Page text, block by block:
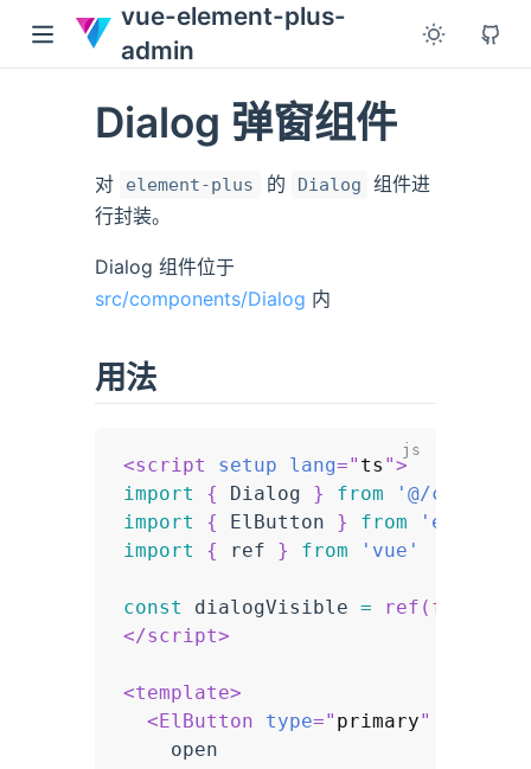
vue-element-plus-
admin
Dialog 弹窗组件
对 element-plus 的 Dialog
组件进
行封装。
Dialog 组件位于
src/components/Dialog 内
用法
<script setup lang=" ts ">
import
{ Dialog } from
'@/
import
{ ElButton } from
import
{ ref } from 'vue'
const dialogVisible = ref ( false
</script>
<template>
<ElButton type=" primary"
    open